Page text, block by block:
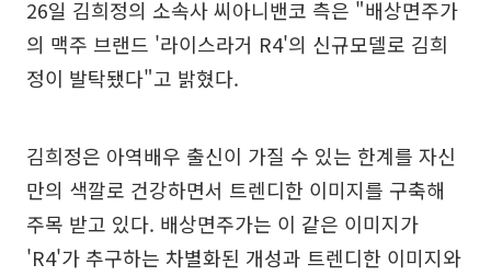
26일 김희정의 소속사 씨아니밴코 측은 "배상면주가
의 맥주 브랜드 '라이스라거 R4'의 신규모델로 김희
정이 발탁됐다"고 밝혔다.
김희정은 아역배우 출신이 가질 수 있는 한계를 자신
만의 색깔로 건강하면서 트렌디한 이미지를 구축해
주목 받고 있다. 배상면주가는 이 같은 이미지가
'R4'가 추구하는 차별화된 개성과 트렌디한 이미지와